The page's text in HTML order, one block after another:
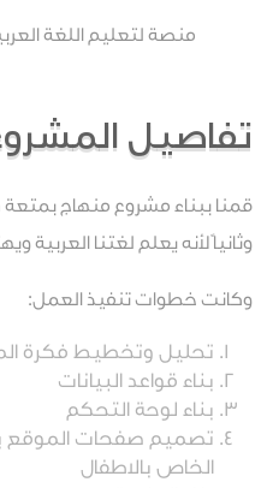
منصة لتعليم اللغة
تفاصيل
قمنا ببناء مشروع منهاج بمتعة
وثانياً لأنه يعلم لغتنا العربية
وكانت خطوات تنفيذ العمل:
تحليل وتخطيط فكرة
بناء قواعد البيانات
بناء لوحة التحكم
تصميم صفحات الموقع
الخاص بالاطفال